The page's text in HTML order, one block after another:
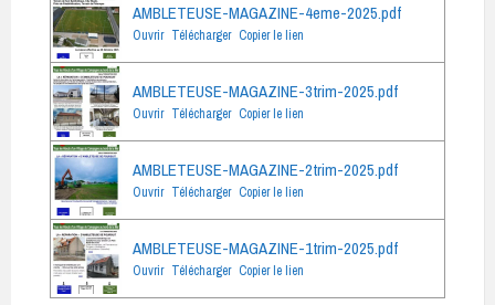
AMBLETEUSE-MAGAZINE-4eme-2025.pdf
Ouvrir Télécharger Copier le lien
AMBLETEUSE-MAGAZINE-3trim-2025.pdf
Ouvrir Télécharger Copier le lien
AMBLETEUSE-MAGAZINE-2trim-2025.pdf
Ouvrir Télécharger Copier le lien
AMBLETEUSE-MAGAZINE-1trim-2025.pdf
Ouvrir Télécharger Copier le lien